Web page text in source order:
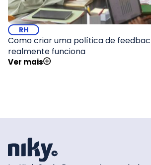
RH
Como criar uma política de
realmente funciona
Ver mais